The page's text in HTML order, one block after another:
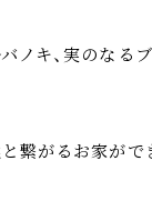
ノキ、実のなる
繋がるお家がで